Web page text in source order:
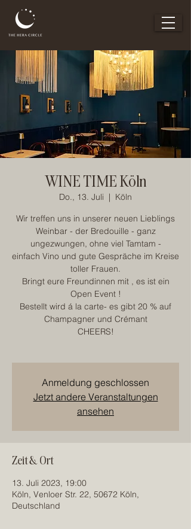
WINE TIME Köln
Do., 13. Juli
  |
Köln
Wir treffen uns in unserer neuen Lieblings
Weinbar - der Bredouille - ganz
ungezwungen, ohne viel Tamtam -
einfach Vino und gute Gespräche im Kreise
toller Frauen.
Bringt eure Freundinnen mit , es ist ein
Open Event !
Bestellt wird á la carte- es gibt 20 % auf
Champagner und Crémant
CHEERS!
Anmeldung geschlossen
Jetzt andere Veranstaltungen
ansehen
Zeit & Ort
13. Juli 2023, 19:00
Köln, Venloer Str. 22, 50672 Köln,
Deutschland